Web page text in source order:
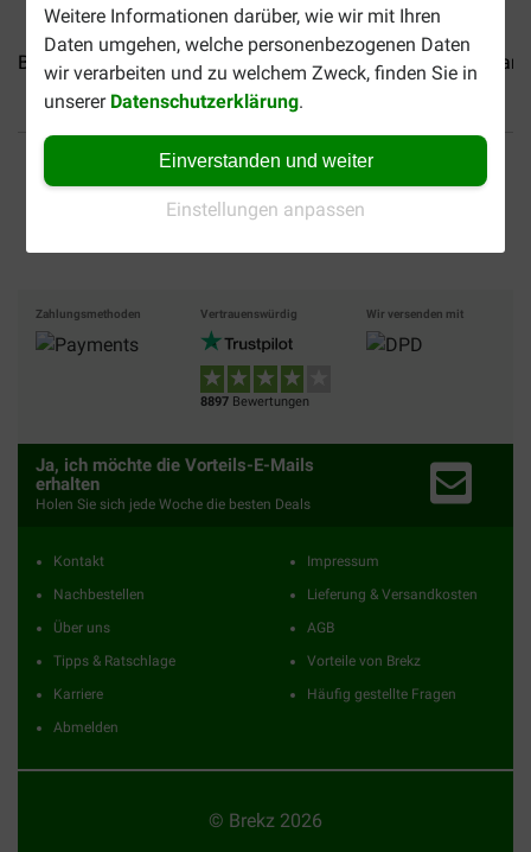
Weitere Informationen darüber, wie wir mit Ihren
Daten umgehen, welche personenbezogenen Daten
wir verarbeiten und zu welchem Zweck, finden Sie in
unserer Datenschutzerklärung.
Einverstanden und weiter
Einstellungen anpassen
Brekz Snacks - Pure Würste... Brekz Snacks -
Versandkostenfrei ab 69
Zahlungsmethoden Vertrauenswürdig
8897 Bewertungen
Wir versenden mit
Ja, ich möchte die Vorteils-E-Mails
erhalten
Holen Sie sich jede Woche die besten Deals
Kontakt
Nachbestellen
Über uns
Tipps & Ratschlage
Karriere
Abmelden
Impressum
Lieferung & Versandkosten
AGB
Vorteile von Brekz
Häufig gestellte Fragen
© Brekz 2026